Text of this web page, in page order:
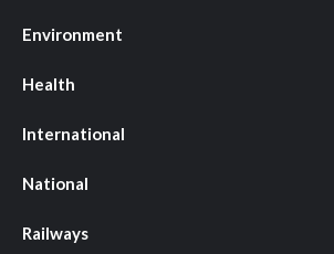
Environment
Health
International
National
Railways